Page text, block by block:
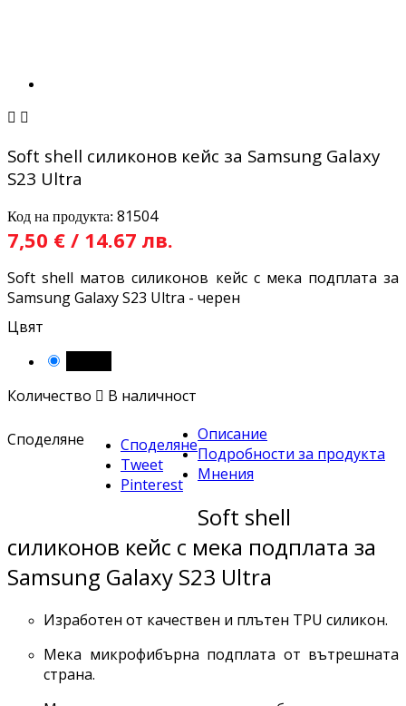
 
Soft shell силиконов кейс за Samsung Galaxy
S23 Ultra
Код на продукта: 81504
7,50 € / 14.67 лв.
Soft shell матов силиконов кейс с мека подплата за
Samsung Galaxy S23 Ultra - черен
Цвят
Количество  В наличност
Споделяне
Споделяне
Tweet
Pinterest
Описание
Подробности за продукта
Мнения
Soft shell
силиконов кейс с мека подплата за
Samsung Galaxy S23 Ultra
Изработен от качествен и плътен TPU силикон.
Мека микрофибърна подплата от вътрешната
страна.